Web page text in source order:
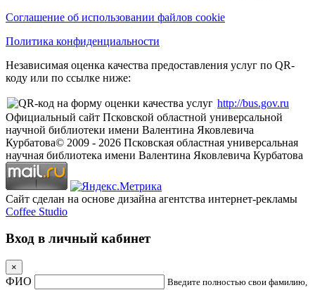
Соглашение об использовании файлов cookie
Политика конфиденциальности
Независимая оценка качества предоставления услуг по QR-
коду или по ссылке ниже:
http://bus.gov.ru
Официальный сайт Псковской областной универсальной
научной библиотеки имени Валентина Яковлевича
Курбатова© 2009 - 2026 Псковская областная универсальная
научная библиотека имени Валентина Яковлевича Курбатова
Сайт сделан на основе дизайна агентства интернет-рекламы
Coffee Studio
Вход в личный кабинет
×
ФИО
Введите полностью свои фамилию,